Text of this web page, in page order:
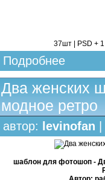
37шт | PSD +
Подробнее
Два женских
модное ретро
автор: levinofan
шаблон для фотошоп -